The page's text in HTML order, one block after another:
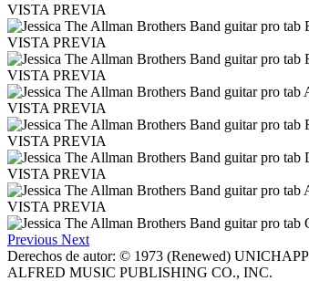
VISTA PREVIA
VISTA PREVIA
VISTA PREVIA
VISTA PREVIA
VISTA PREVIA
VISTA PREVIA
VISTA PREVIA
Previous Next
Derechos de autor: © 1973 (Renewed)
ALFRED MUSIC PUBLISHING CO., INC.